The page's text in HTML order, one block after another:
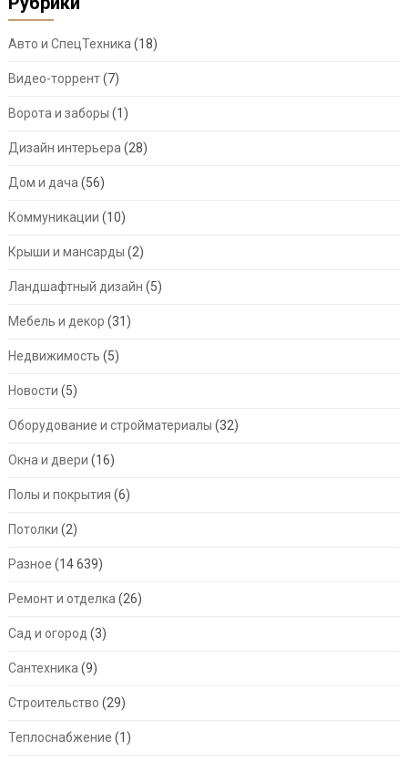
Авто и СпецТехника (18)
Видео-торрент(7)
Ворота и заборы (1)
Дизайн интерьера (28)
Дом и дача (56)
Коммуникации (10)
Крыши и мансарды (2)
Ландшафтный дизайн (5)
Мебель и декор (31)
Недвижимость (5)
Новости (5)
Оборудование и стройматериалы (32)
Окна и двери (16)
Полы и покрытия (6)
Потолки (2)
Разное (14 639)
Ремонт и отделка (26)
Сад и огород (3)
Сантехника (9)
Строительство (29)
Теплоснабжение (1)